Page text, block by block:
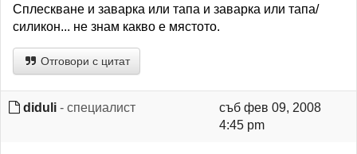
Сплескване и заварка или тапа и заварка или тапа/
силикон... не знам какво е мястото.
Отговори с цитат
diduli - специалист
съб фев 09, 2008
4:45 pm